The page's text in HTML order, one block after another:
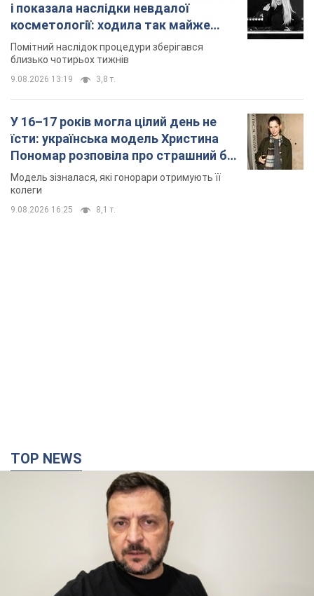
і показала наслідки невдалої
косметології: ходила так майже
місяць
Помітний наслідок процедури зберігався
близько чотирьох тижнів
9.08.2026 13:19 3,8 т.
У 16–17 років могла цілий день не
їсти: українська модель Христина
Пономар розповіла про страшний бік
модельної кар’єри
Модель зізналася, які гонорари отримують її
колеги
9.08.2026 16:25 8,1 т.
TOP NEWS